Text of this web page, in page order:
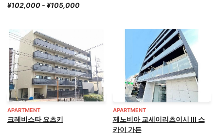
¥102,000 - ¥105,000
APARTMENT
크레비스타 요츠키
APARTMENT
제노비아 교세이리츠이시 Ⅲ 스
카이 가든